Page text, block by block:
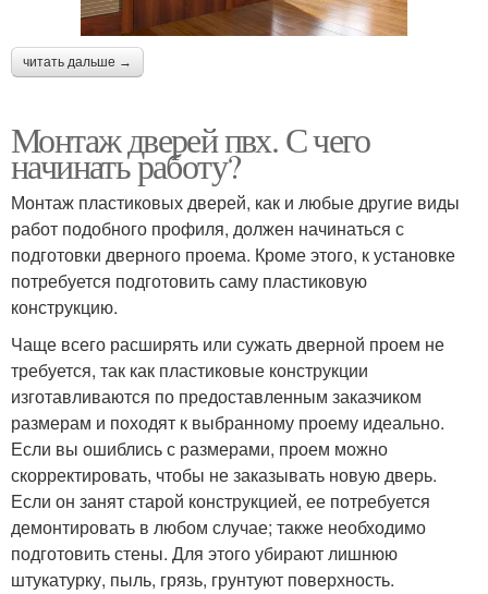
читать дальше →
Монтаж дверей пвх. С чего
начинать работу?
Монтаж пластиковых дверей, как и любые другие виды
работ подобного профиля, должен начинаться с
подготовки дверного проема. Кроме этого, к установке
потребуется подготовить саму пластиковую
конструкцию.
Чаще всего расширять или сужать дверной проем не
требуется, так как пластиковые конструкции
изготавливаются по предоставленным заказчиком
размерам и походят к выбранному проему идеально.
Если вы ошиблись с размерами, проем можно
скорректировать, чтобы не заказывать новую дверь.
Если он занят старой конструкцией, ее потребуется
демонтировать в любом случае; также необходимо
подготовить стены. Для этого убирают лишнюю
штукатурку, пыль, грязь, грунтуют поверхность.